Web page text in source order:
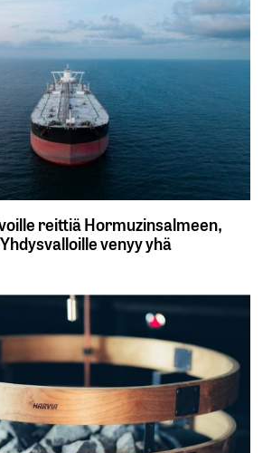
reittiä Hormuzinsalmeen,
venyy yhä